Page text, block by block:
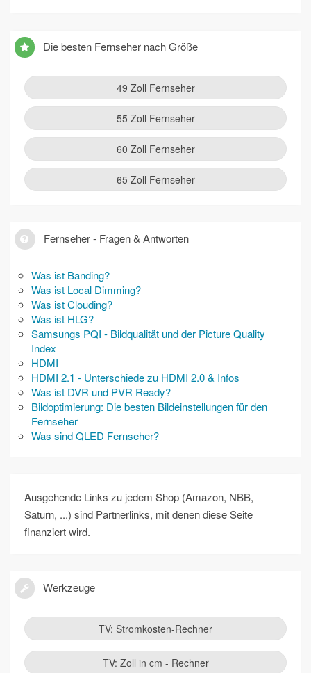
Die besten Fernseher nach Größe
49 Zoll Fernseher
55 Zoll Fernseher
60 Zoll Fernseher
65 Zoll Fernseher
Fernseher - Fragen & Antworten
Was ist Banding?
Was ist Local Dimming?
Was ist Clouding?
Was ist HLG?
Samsungs PQI - Bildqualität und der Picture Quality
Index
HDMI
HDMI 2.1 - Unterschiede zu HDMI 2.0 & Infos
Was ist DVR und PVR Ready?
Bildoptimierung: Die besten Bildeinstellungen für den
Fernseher
Was sind QLED Fernseher?
Ausgehende Links zu jedem Shop (Amazon, NBB,
Saturn, ...) sind Partnerlinks, mit denen diese Seite
finanziert wird.
Werkzeuge
TV: Stromkosten-Rechner
TV: Zoll in cm - Rechner